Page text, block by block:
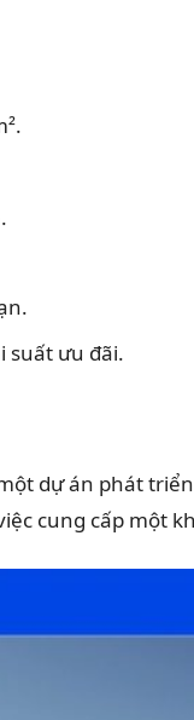
suất ưu đãi.
dự án phát
cung cấp một